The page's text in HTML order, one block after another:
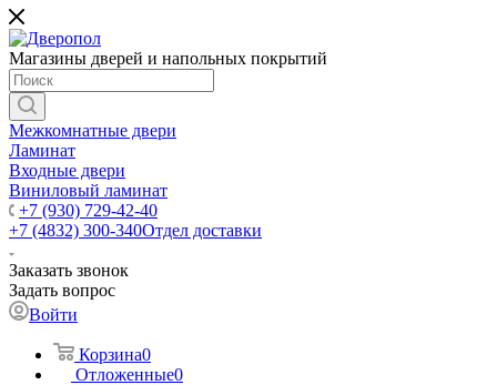
Магазины дверей и напольных покрытий
Межкомнатные двери
Ламинат
Входные двери
Виниловый ламинат
+7 (930) 729-42-40
+7 (4832) 300-340Отдел доставки
Заказать звонок
Задать вопрос
Войти
Корзина0
Отложенные0